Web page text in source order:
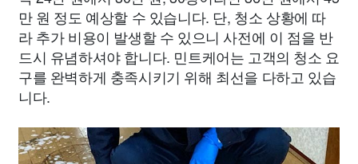
만 원 정도 예상할 수 있습니다. 단, 청소 상황에 따
라 추가 비용이 발생할 수 있으니 사전에 이 점을 반
드시 유념하셔야 합니다. 민트케어는 고객의 청소 요
구를 완벽하게 충족시키기 위해 최선을 다하고 있습
니다.